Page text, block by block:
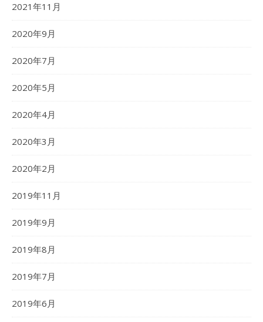
2021年11月
2020年9月
2020年7月
2020年5月
2020年4月
2020年3月
2020年2月
2019年11月
2019年9月
2019年8月
2019年7月
2019年6月